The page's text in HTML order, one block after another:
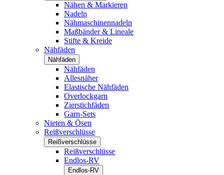
Nähen & Markieren
Nadeln
Nähmaschinennadeln
Maßbänder & Lineale
Stifte & Kreide
Nähfäden
Nähfäden
Nähfäden
Allesnäher
Elastische Nähfäden
Overlockgarn
Zierstichfäden
Garn-Sets
Nieten & Ösen
Reißverschlüsse
Reißverschlüsse
Reißverschlüsse
Endlos-RV
Endlos-RV